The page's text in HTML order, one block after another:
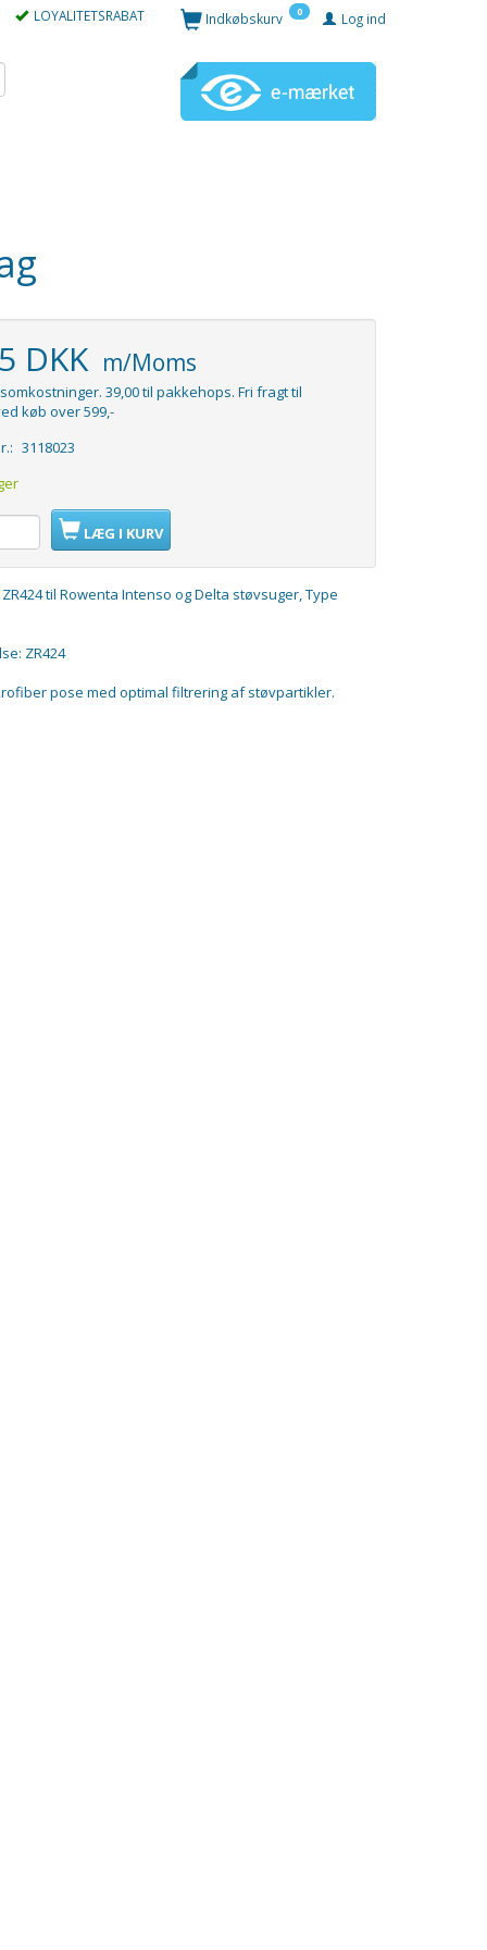
LOYALITETSRABAT Log ind
Indkøbskurv 0
DKK m/Moms
39,00 til pakkehops. Fri fragt til
køb over 599,-
3118023
LÆG I KURV
til Rowenta Intenso og Delta støvsuger, Type
ZR424
pose med optimal filtrering af støvpartikler.